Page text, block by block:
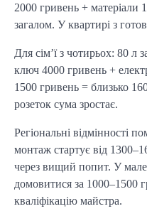
2000 гривень + матеріали
загалом. У квартирі з
Для сім’ї з чотирьох: 80 л
ключ 4000 гривень +
1500 гривень = близько
розеток сума зростає.
Регіональні відмінності
монтаж стартує від
через вищий попит. У
домовитися за 1000–1500
кваліфікацію майстра.